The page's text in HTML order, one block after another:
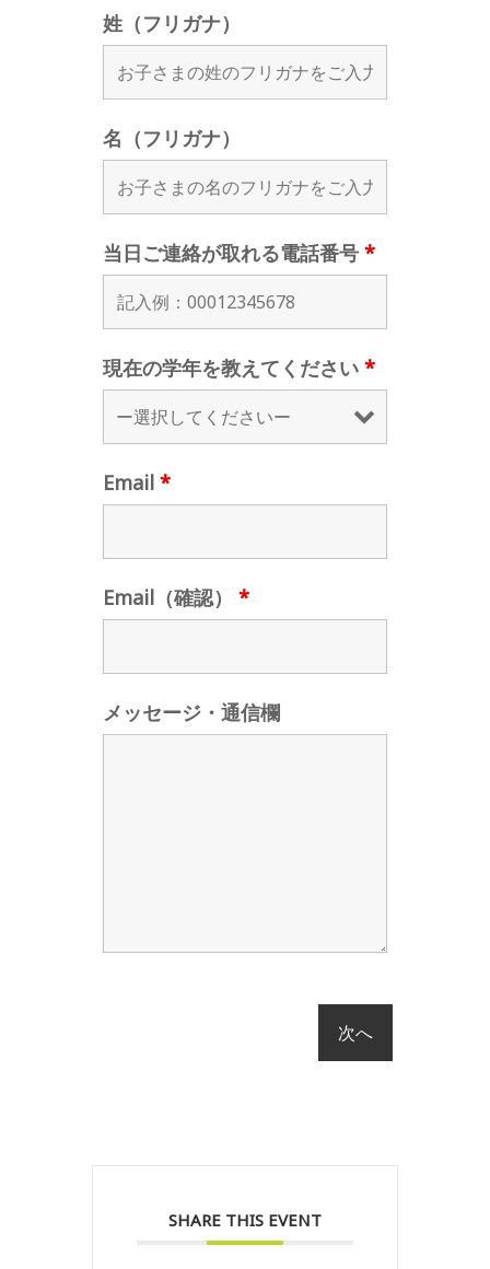
姓（フリガナ）
名（フリガナ）
当日ご連絡が取れる電話番号 *
現在の学年を教えてください *
Email *
Email（確認） *
メッセージ・通信欄
SHARE THIS EVENT